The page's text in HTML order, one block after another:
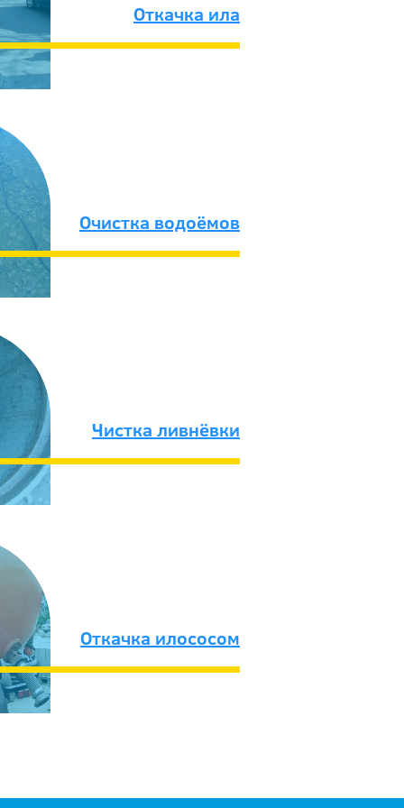
Откачка ила
Очистка водоёмов
Чистка ливнёвки
Откачка илососом